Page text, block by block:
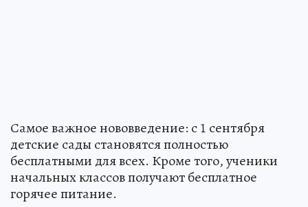
Самое важное нововведение: с 1 сентября
детские сады становятся полностью
бесплатными для всех. Кроме того, ученики
начальных классов получают бесплатное
горячее питание.